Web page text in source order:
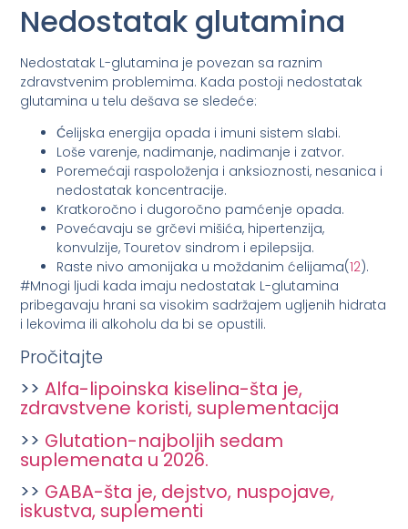
Nedostatak glutamina
Nedostatak L-glutamina je povezan sa raznim
zdravstvenim problemima. Kada postoji nedostatak
glutamina u telu dešava se sledeće:
Ćelijska energija opada i imuni sistem slabi.
Loše varenje, nadimanje, nadimanje i zatvor.
Poremećaji raspoloženja i anksioznosti, nesanica i
nedostatak koncentracije.
Kratkoročno i dugoročno pamćenje opada.
Povećavaju se grčevi mišića, hipertenzija,
konvulzije, Touretov sindrom i epilepsija.
Raste nivo amonijaka u moždanim ćelijama(12).
#Mnogi ljudi kada imaju nedostatak L-glutamina
pribegavaju hrani sa visokim sadržajem ugljenih hidrata
i lekovima ili alkoholu da bi se opustili.
Pročitajte
>>Alfa-lipoinska kiselina-šta je,
zdravstvene koristi, suplementacija
>> Glutation-najboljih sedam
suplemenata u 2026.
>> GABA-šta je, dejstvo, nuspojave,
iskustva, suplementi